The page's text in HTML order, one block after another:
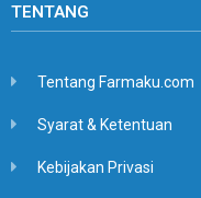
TENTANG
Tentang Farmaku.com
Syarat & Ketentuan
Kebijakan Privasi